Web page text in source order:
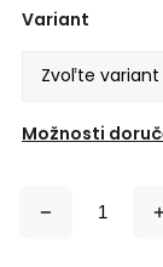
Variant
Možnosti